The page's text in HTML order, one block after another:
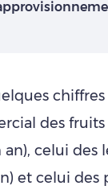
des fruits
celui des
et celui des